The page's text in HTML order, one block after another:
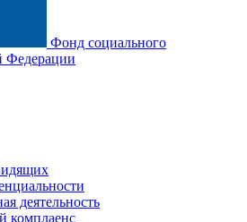
Фонд социального
Федерации
деятельность
комплаенс